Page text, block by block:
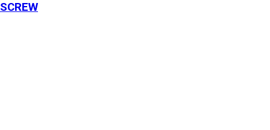
SCREW